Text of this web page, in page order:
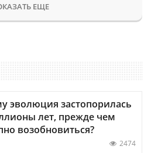
ЕЩЕ
эволюция застопорилась
лет, прежде чем
возобновиться?
2474